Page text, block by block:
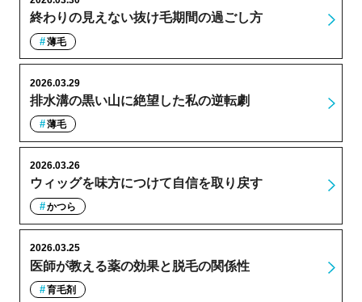
終わりの見えない抜け毛期間の過ごし方
薄毛
排水溝の黒い山に絶望した私の逆転劇
2026.03.29
薄毛
ウィッグを味方につけて自信を取り戻す
2026.03.26
かつら
医師が教える薬の効果と脱毛の関係性
2026.03.25
育毛剤